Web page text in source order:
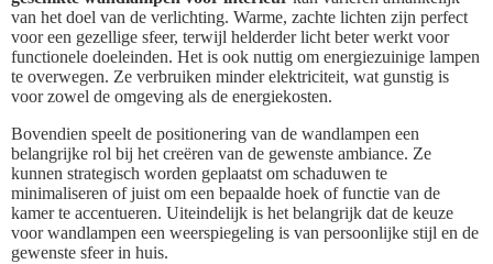
van het doel van de verlichting. Warme, zachte lichten zijn perfect
voor een gezellige sfeer, terwijl helderder licht beter werkt voor
functionele doeleinden. Het is ook nuttig om energiezuinige lampen
te overwegen. Ze verbruiken minder elektriciteit, wat gunstig is
voor zowel de omgeving als de energiekosten.
Bovendien speelt de positionering van de wandlampen een
belangrijke rol bij het creëren van de gewenste ambiance. Ze
kunnen strategisch worden geplaatst om schaduwen te
minimaliseren of juist om een bepaalde hoek of functie van de
kamer te accentueren. Uiteindelijk is het belangrijk dat de keuze
voor wandlampen een weerspiegeling is van persoonlijke stijl en de
gewenste sfeer in huis.